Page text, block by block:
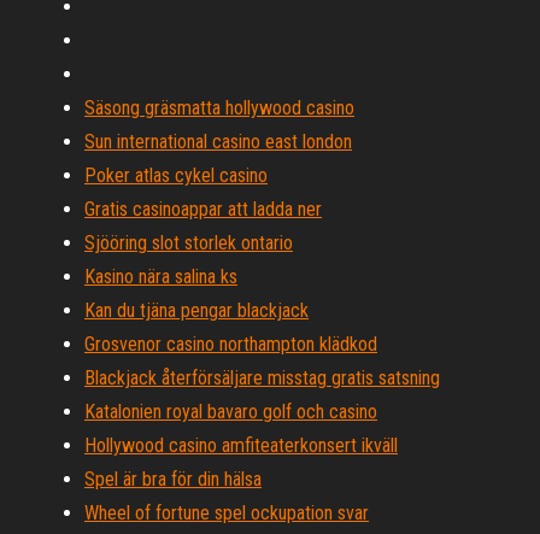
Säsong gräsmatta hollywood casino
Sun international casino east london
Poker atlas cykel casino
Gratis casinoappar att ladda ner
Sjööring slot storlek ontario
Kasino nära salina ks
Kan du tjäna pengar blackjack
Grosvenor casino northampton klädkod
Blackjack återförsäljare misstag gratis satsning
Katalonien royal bavaro golf och casino
Hollywood casino amfiteaterkonsert ikväll
Spel är bra för din hälsa
Wheel of fortune spel ockupation svar